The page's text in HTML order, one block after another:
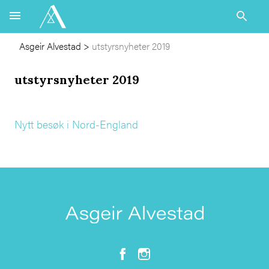
Asgeir Alvestad > utstyrsnyheter 2019
utstyrsnyheter 2019
Nytt besøk i Nord-England